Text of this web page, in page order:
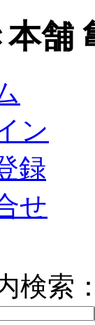
本舗
ン
録
せ
検索：